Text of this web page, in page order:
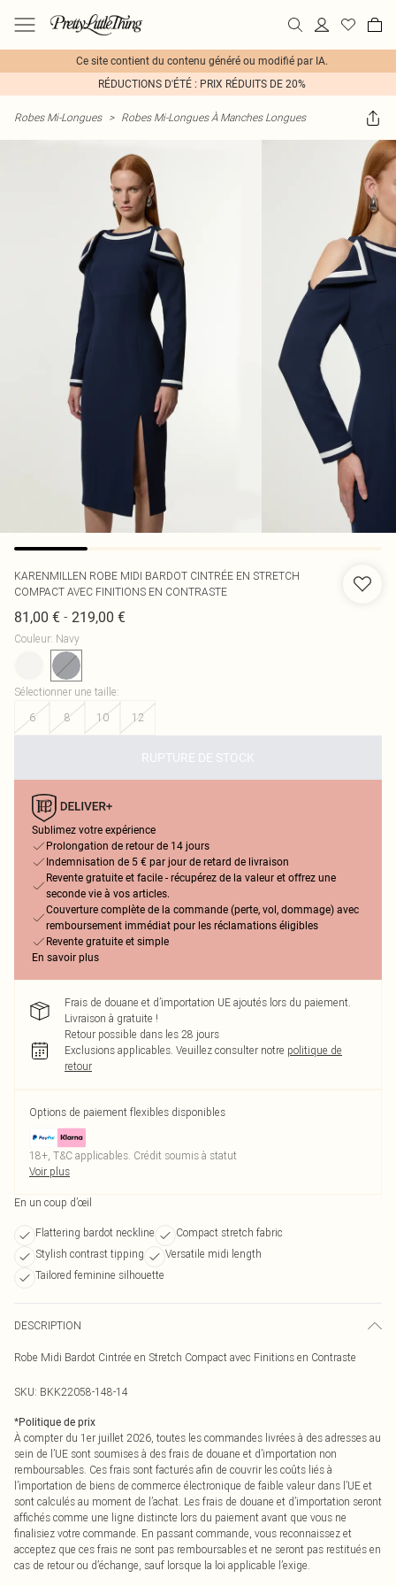
Ce site contient du contenu généré ou modifié par IA.
RÉDUCTIONS D'ÉTÉ : PRIX RÉDUITS DE 20%
Robes Mi-Longues > Robes Mi-Longues À Manches Longues
KARENMILLEN ROBE MIDI BARDOT CINTRÉE EN STRETCH
COMPACT AVEC FINITIONS EN CONTRASTE
81,00 € - 219,00 €
Couleur: Navy
Sélectionner une taille:
6
8 10 12
RUPTURE DE STOCK
Sublimez votre expérience
Prolongation de retour de 14 jours
Indemnisation de 5 € par jour de retard de livraison
Revente gratuite et facile - récupérez de la valeur et offrez une
seconde vie à vos articles.
Couverture complète de la commande (perte, vol, dommage) avec
remboursement immédiat pour les réclamations éligibles
Revente gratuite et simple
En savoir plus
Frais de douane et d’importation UE ajoutés lors du paiement.
Livraison à gratuite !
Retour possible dans les 28 jours
Exclusions applicables. Veuillez consulter notre politique de
retour
Options de paiement flexibles disponibles
18+, T&C applicables. Crédit soumis à statut
Voir plus
En un coup d’œil
Flattering bardot neckline
Compact stretch fabric
Stylish contrast tipping
Versatile midi length
Tailored feminine silhouette
DESCRIPTION
Robe Midi Bardot Cintrée en Stretch Compact avec Finitions en Contraste
SKU: BKK22058-148-14
*Politique de prix
À compter du 1er juillet 2026, toutes les commandes livrées à des adresses au
sein de l’UE sont soumises à des frais de douane et d’importation non
remboursables. Ces frais sont facturés afin de couvrir les coûts liés à
l’importation de biens de commerce électronique de faible valeur dans l’UE et
sont calculés au moment de l’achat. Les frais de douane et d’importation seront
affichés comme une ligne distincte lors du paiement avant que vous ne
finalisiez votre commande. En passant commande, vous reconnaissez et
acceptez que ces frais ne sont pas remboursables et ne seront pas restitués en
cas de retour ou d’échange, sauf lorsque la loi applicable l’exige.